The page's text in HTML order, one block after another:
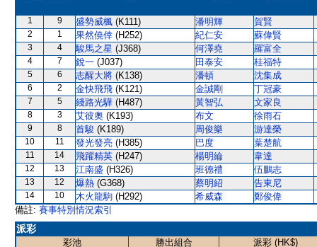
1 9 盛勢威楓 (K111) 潘明輝 賀賢
2 1 果然僥倖 (H252) 紀仁安 蘇偉賢
3 4 駿馬之星 (J368) 何澤堯 羅富全
4 7 銳一 (J037) 田泰安 桂福特
5 6 志醒大將 (K138) 潘頓 沈集成
6 2 金快飛飛 (K121) 金誠剛 丁冠豪
7 5 綫路光驊 (H487) 黃智弘 文家良
8 3 艾彼奧 (K193) 布文 徐雨石
9 8 首駿 (K189) 周俊樂 游達榮
10 11 發光發亮 (H385) 巴度 葉楚航
11 14 飛躍精英 (H247) 楊明綸 韋達
12 13 江南盛 (H326) 班德禮 伍鵬志
13 12 爆熱 (G368) 蔡明紹 告東尼
14 10 木火龍駒 (H292) 希威森
鄭俊偉
備註: 賽事特別情況索引
派彩
彩池 勝出組合 派彩 (HK$)